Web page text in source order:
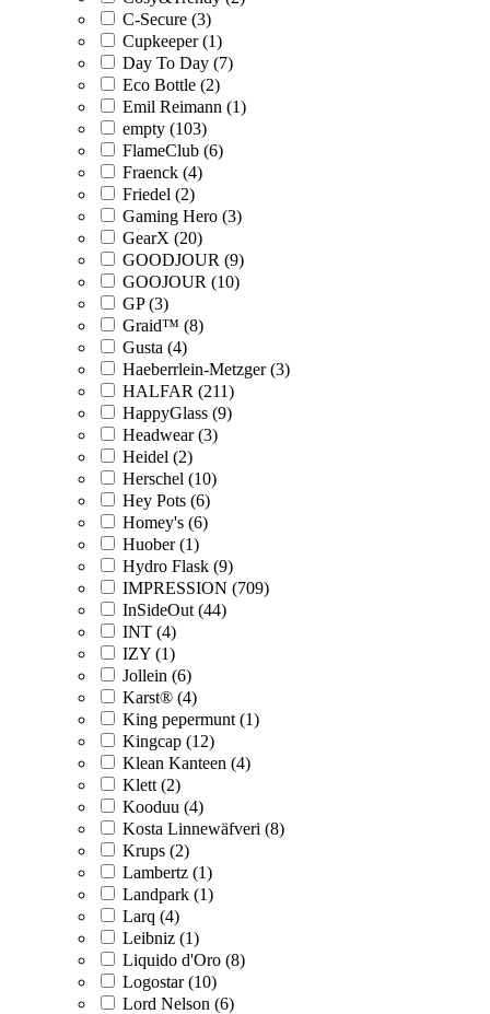
C-Secure (3)
Cupkeeper (1)
Day To Day (7)
Eco Bottle (2)
Emil Reimann (1)
empty (103)
FlameClub (6)
Fraenck (4)
Friedel (2)
Gaming Hero (3)
GearX (20)
GOODJOUR (9)
GOOJOUR (10)
GP (3)
Graid™ (8)
Gusta (4)
Haeberrlein-Metzger (3)
HALFAR (211)
HappyGlass (9)
Headwear (3)
Heidel (2)
Herschel (10)
Hey Pots (6)
Homey's (6)
Huober (1)
Hydro Flask (9)
IMPRESSION (709)
InSideOut (44)
INT (4)
IZY (1)
Jollein (6)
Karst® (4)
King pepermunt (1)
Kingcap (12)
Klean Kanteen (4)
Klett (2)
Kooduu (4)
Kosta Linnewäfveri (8)
Krups (2)
Lambertz (1)
Landpark (1)
Larq (4)
Leibniz (1)
Liquido d'Oro (8)
Logostar (10)
Lord Nelson (6)